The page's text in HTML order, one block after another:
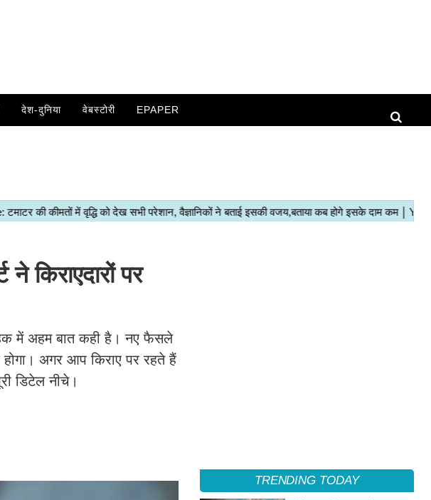
देश-दुनिया वेबस्टोरी EPAPER
किराएदारों पर
हक में अहम बात कही है। नए फैसले
अगर आप किराए पर रहते हैं
डिटेल नीचे।
TRENDING TODAY